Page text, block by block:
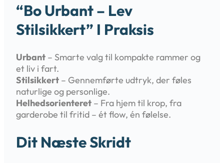
“Bo Urbant – Lev
Stilsikkert” I Praksis
Urbant – Smarte valg til kompakte rammer og
et liv i fart.
Stilsikkert – Gennemførte udtryk, der føles
naturlige og personlige.
Helhedsorienteret – Fra hjem til krop, fra
garderobe til fritid – ét flow, én følelse.
Dit Næste Skridt